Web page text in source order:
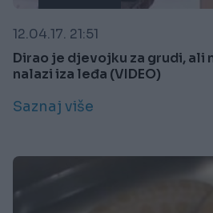
12.04.17. 21:51
Dirao je djevojku za grudi, ali
nalazi iza leđa (VIDEO)
Saznaj više